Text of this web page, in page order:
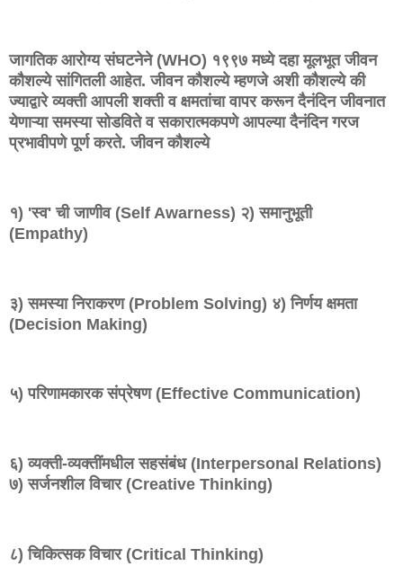
जागतिक आरोग्य संघटनेने (WHO) १९९७ मध्ये दहा मूलभूत जीवन
कौशल्ये सांगितली आहेत. जीवन कौशल्ये म्हणजे अशी कौशल्ये की
ज्याद्वारे व्यक्ती आपली शक्ती व क्षमतांचा वापर करून दैनंदिन जीवनात
येणाऱ्या समस्या सोडविते व सकारात्मकपणे आपल्या दैनंदिन गरज
प्रभावीपणे पूर्ण करते. जीवन कौशल्ये
१) 'स्व' ची जाणीव (Self Awarness) २) समानुभूती
(Empathy)
३) समस्या निराकरण (Problem Solving) ४) निर्णय क्षमता
(Decision Making)
५) परिणामकारक संप्रेषण (Effective Communication)
६) व्यक्ती-व्यक्तींमधील सहसंबंध (Interpersonal Relations)
७) सर्जनशील विचार (Creative Thinking)
८) चिकित्सक विचार (Critical Thinking)